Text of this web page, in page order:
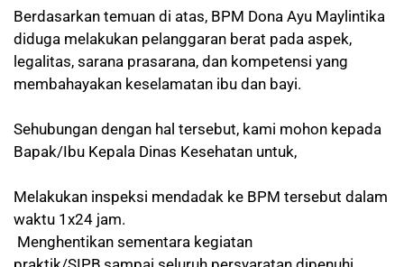
Berdasarkan temuan di atas, BPM Dona Ayu Maylintika
diduga melakukan pelanggaran berat pada aspek,
legalitas, sarana prasarana, dan kompetensi yang
membahayakan keselamatan ibu dan bayi.
Sehubungan dengan hal tersebut, kami mohon kepada
Bapak/Ibu Kepala Dinas Kesehatan untuk,
Melakukan inspeksi mendadak ke BPM tersebut dalam
waktu 1x24 jam.
Menghentikan sementara kegiatan